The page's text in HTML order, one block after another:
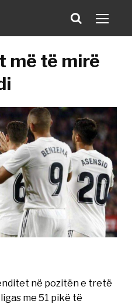
më të mirë
në pozitën e tretë
me 51 pikë të